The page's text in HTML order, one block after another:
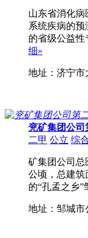
山东省消化
系统疾病的
的省级公益性
细»
地址：济宁市
兖矿集团公司
二甲 公立 综
矿集团公司总
公顷，总建筑
的“孔孟之乡
地址：邹城市